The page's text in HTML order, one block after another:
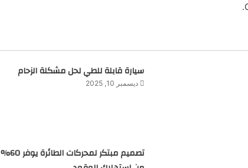
سيارة قابلة للطي لحل مشكلة الزحام
ديسمبر 10, 2025
تصميم مبتكر لمحركات الطائرة يوفر 60%